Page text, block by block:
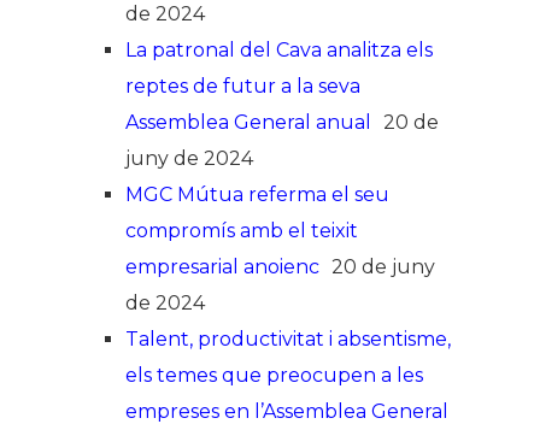
de 2024
La patronal del Cava analitza els
reptes de futur a la seva
Assemblea General anual
20 de
juny de 2024
MGC Mútua referma el seu
compromís amb el teixit
empresarial anoienc 20 de juny
de 2024
Talent, productivitat i absentisme,
els temes que preocupen a les
empreses en l’Assemblea General